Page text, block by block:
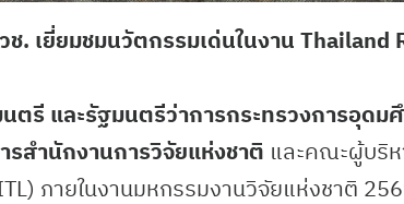
. เยี่ยมชมนวัตกรรมเด่นในงาน Thailand
รี และรัฐมนตรีว่าการกระทรวงการอุดม
สำนักงานการวิจัยแห่งชาติ และคณะผู้บริห
ภายในงานมหกรรมงานวิจัยแห่งชาติ